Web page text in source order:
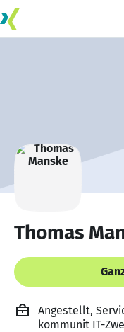
Thomas
Angestellt,
kommunit IT-